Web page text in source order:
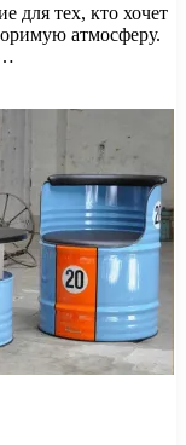
для тех, кто хочет
атмосферу.